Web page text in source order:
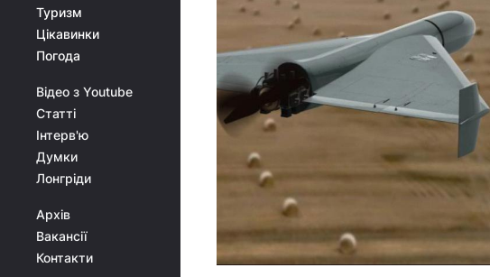
Туризм
Цікавинки
Погода
Відео з Youtube
Статті
Інтерв'ю
Думки
Лонгріди
Архів
Вакансії
Контакти